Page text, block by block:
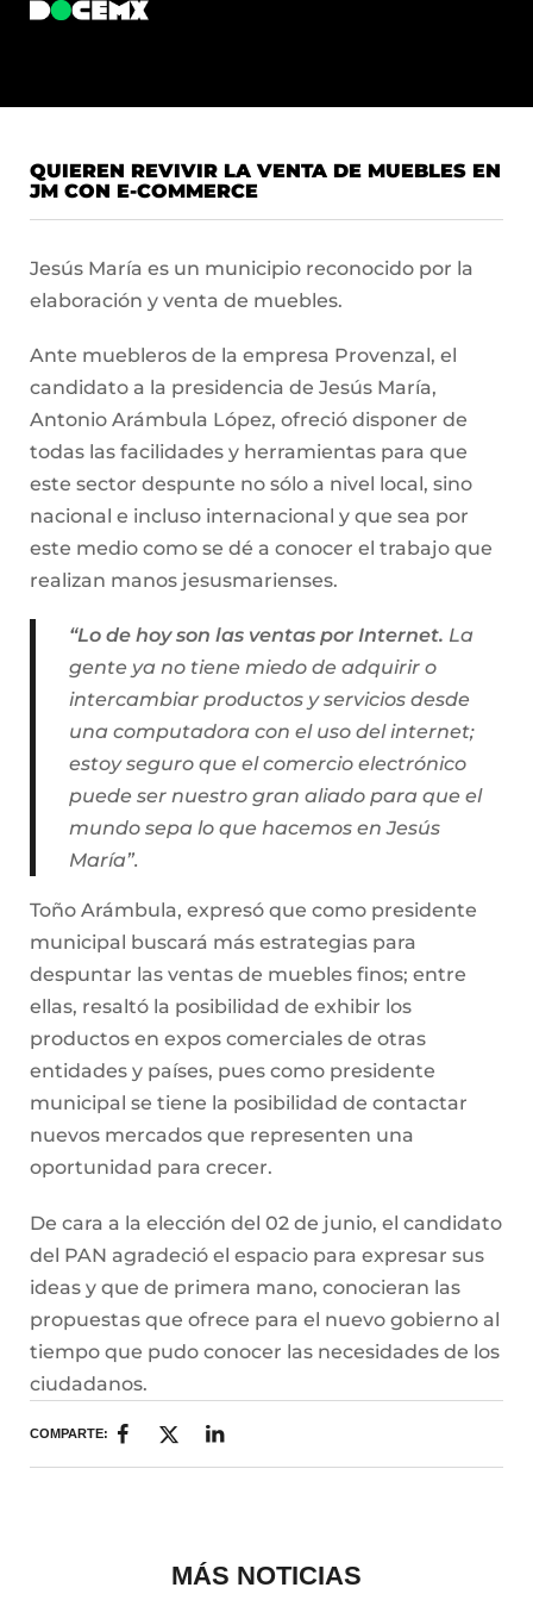
QUIEREN REVIVIR LA VENTA DE MUEBLES EN
JM CON E-COMMERCE
Jesús María es un municipio reconocido por la
elaboración y venta de muebles.
Ante muebleros de la empresa Provenzal, el
candidato a la presidencia de Jesús María,
Antonio Arámbula López, ofreció disponer de
todas las facilidades y herramientas para que
este sector despunte no sólo a nivel local, sino
nacional e incluso internacional y que sea por
este medio como se dé a conocer el trabajo que
realizan manos jesusmarienses.
“Lo de hoy son las ventas por Internet. La
gente ya no tiene miedo de adquirir o
intercambiar productos y servicios desde
una computadora con el uso del internet;
estoy seguro que el comercio electrónico
puede ser nuestro gran aliado para que el
mundo sepa lo que hacemos en Jesús
María”.
Toño Arámbula, expresó que como presidente
municipal buscará más estrategias para
despuntar las ventas de muebles finos; entre
ellas, resaltó la posibilidad de exhibir los
productos en expos comerciales de otras
entidades y países, pues como presidente
municipal se tiene la posibilidad de contactar
nuevos mercados que representen una
oportunidad para crecer.
De cara a la elección del 02 de junio, el candidato
del PAN agradeció el espacio para expresar sus
ideas y que de primera mano, conocieran las
propuestas que ofrece para el nuevo gobierno al
tiempo que pudo conocer las necesidades de los
ciudadanos.
COMPARTE:
MÁS NOTICIAS